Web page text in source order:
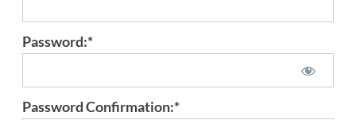
Password:*
Password Confirmation:*